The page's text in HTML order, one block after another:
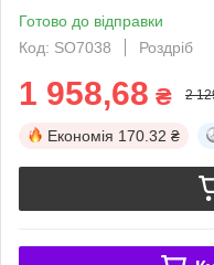
Готово до відправки
Код: SO7038
Роздріб
1 958,68 ₴ 2
Економія 170.32 ₴